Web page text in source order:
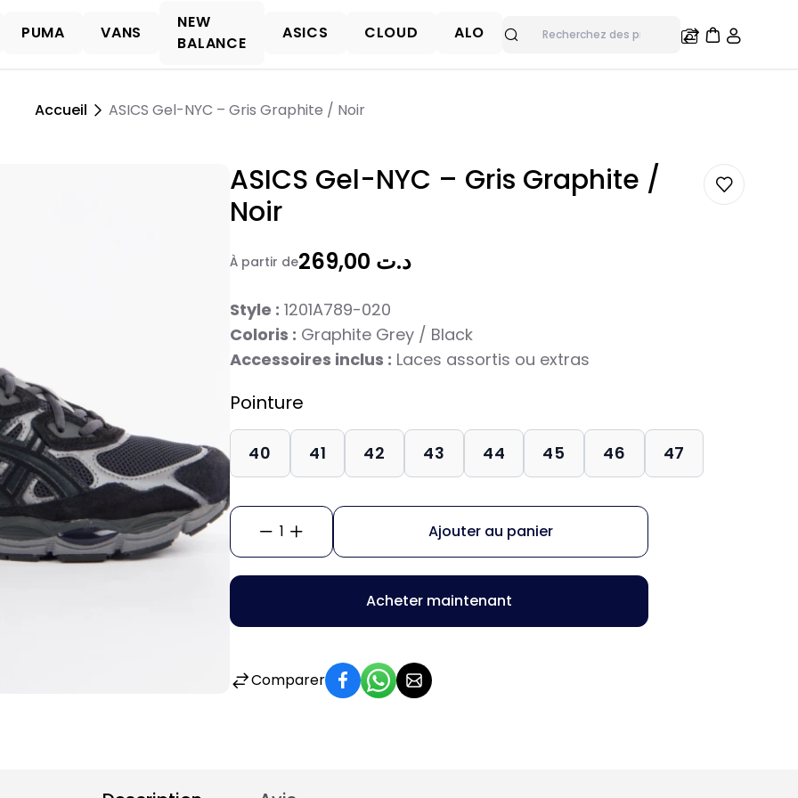
GazelleAdidas Spezial
PUMA
Puma Suede XLPuma LaFrancé
VANS
NEW
BALANCE
New Balance 327
New Balance 530
ASICS
asics gel
CLOUD ALO
Rechercher
Accueil ASICS Gel-NYC – Gris Graphite / Noir
ASICS Gel-NYC – Gris Graphite /
Noir
À partir de 269,00 د.ت
Style : 1201A789-020
Coloris : Graphite Grey / Black
Accessoires inclus : Laces assortis ou extras
Pointure
40 41 42 43 44 45 46 47
1 Ajouter au panier
Acheter maintenant
Comparer